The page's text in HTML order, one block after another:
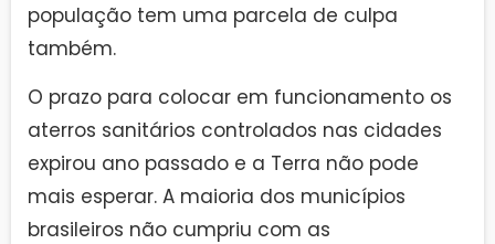
população tem uma parcela de culpa
também.
O prazo para colocar em funcionamento os
aterros sanitários controlados nas cidades
expirou ano passado e a Terra não pode
mais esperar. A maioria dos municípios
brasileiros não cumpriu com as